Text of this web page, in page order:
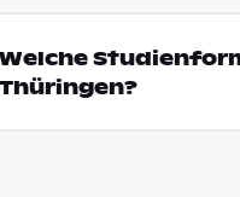
Welche
Thüringen?